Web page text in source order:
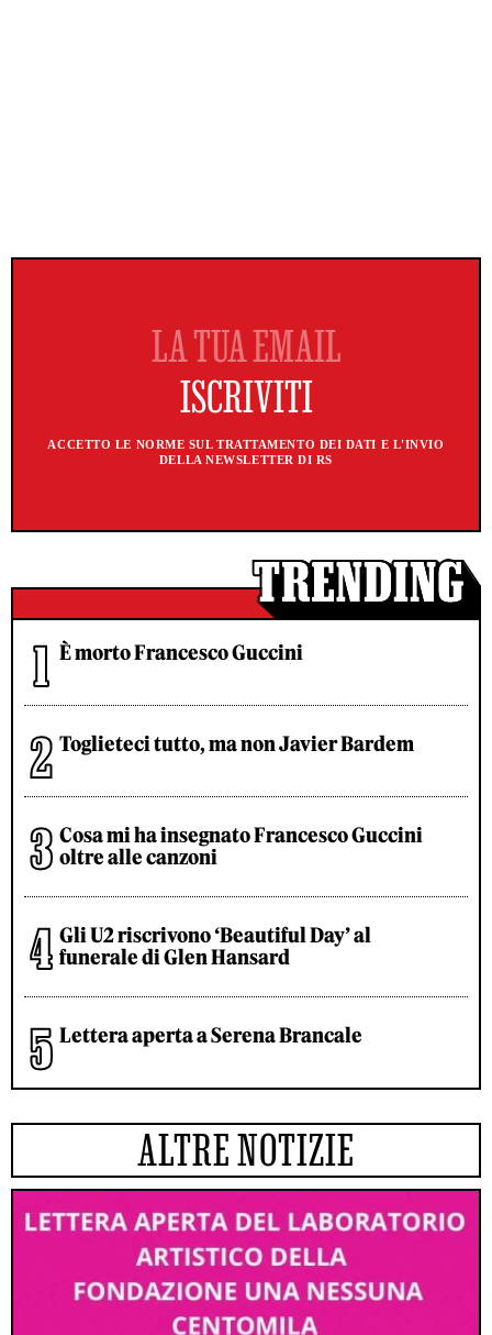
ACCETTO LE NORME SUL TRATTAMENTO DEI DATI E L'INVIO
DELLA NEWSLETTER DI RS
È morto Francesco Guccini
Toglieteci tutto, ma non Javier Bardem
Cosa mi ha insegnato Francesco Guccini
oltre alle canzoni
Gli U2 riscrivono ‘Beautiful Day’ al
funerale di Glen Hansard
Lettera aperta a Serena Brancale
ALTRE NOTIZIE